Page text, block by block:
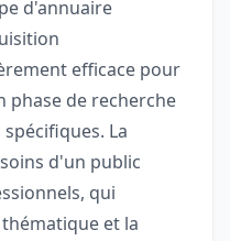
d'annuaire
efficace pour
phase de recherche
La
d'un public
qui
et la